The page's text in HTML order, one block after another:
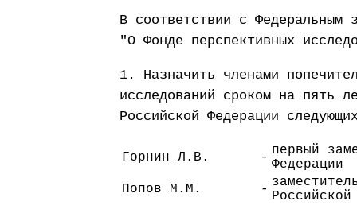
В соответствии с
"О Фонде перспективных
1. Назначить членами
исследований сроком на пять
Российской Федерации
Горнин Л.В. - первый
Федерации
Попов М.М.
-